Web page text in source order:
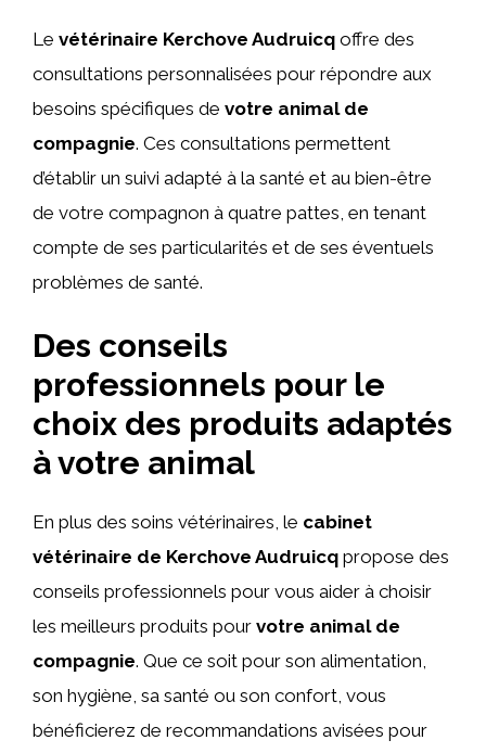
Le vétérinaire Kerchove Audruicq offre des
consultations personnalisées pour répondre aux
besoins spécifiques de votre animal de
compagnie. Ces consultations permettent
d’établir un suivi adapté à la santé et au bien-être
de votre compagnon à quatre pattes, en tenant
compte de ses particularités et de ses éventuels
problèmes de santé.
Des conseils
professionnels pour le
choix des produits adaptés
à votre animal
En plus des soins vétérinaires, le cabinet
vétérinaire de Kerchove Audruicq propose des
conseils professionnels pour vous aider à choisir
les meilleurs produits pour votre animal de
compagnie. Que ce soit pour son alimentation,
son hygiène, sa santé ou son confort, vous
bénéficierez de recommandations avisées pour